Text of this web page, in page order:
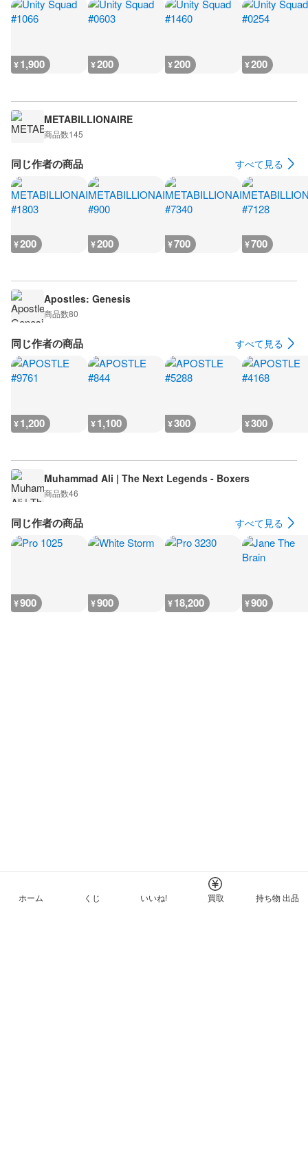
¥1,900 ¥200 ¥200 ¥200
METABILLIONAIRE
商品数145
同じ作者の商品 すべて見る
¥200 ¥200 ¥700 ¥700
Apostles: Genesis
商品数80
同じ作者の商品 すべて見る
¥1,200 ¥1,100 ¥300 ¥300
Muhammad Ali | The Next Legends - Boxers
商品数46
同じ作者の商品 すべて見る
¥900 ¥900 ¥18,200 ¥900
ホーム くじ いいね! 買取 持ち物 出品